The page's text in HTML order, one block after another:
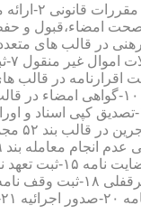
۱-ثبت اسناد
در قالب های متعدد ۱۰-گواهی
قبوض